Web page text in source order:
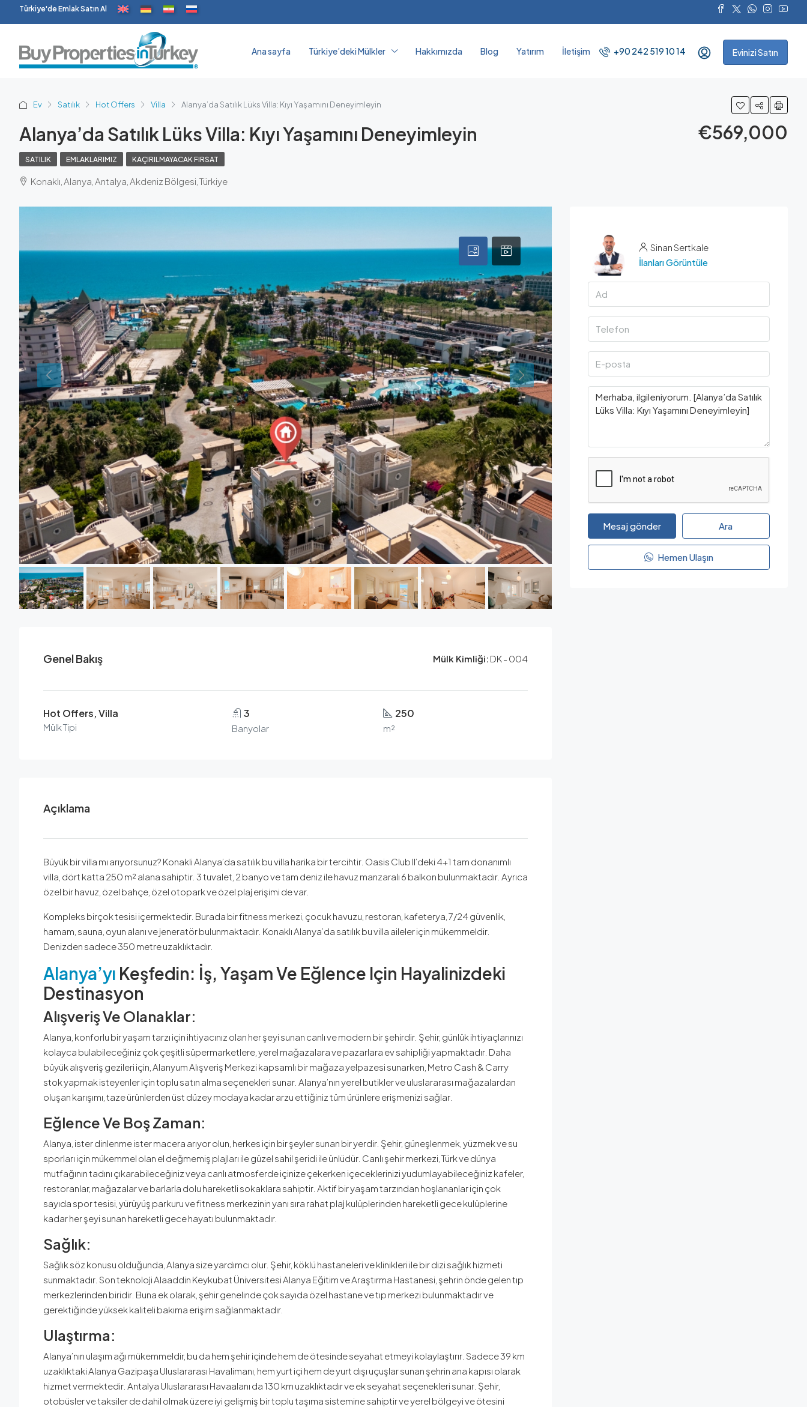
Türkiye'de Emlak Satın Al
Ana sayfa Türkiye’deki Mülkler Hakkımızda Blog Yatırım İletişim +90 242 519 10 14 Evinizi Satın
Ev Satılık Hot Offers Villa Alanya’da Satılık Lüks Villa: Kıyı Yaşamını Deneyimleyin
Alanya’da Satılık Lüks Villa: Kıyı Yaşamını Deneyimleyin €569,000
SATILIK EMLAKLARIMIZ KAÇIRILMAYACAK FIRSAT
Konaklı, Alanya, Antalya, Akdeniz Bölgesi, Türkiye
Genel Bakış Mülk Kimliği: DK - 004
Hot Offers, Villa
Mülk Tipi
3
Banyolar
250
m²
Açıklama
Büyük bir villa mı arıyorsunuz? Konakli Alanya’da satılık bu villa harika bir tercihtir. Oasis Club II’deki 4+1 tam donanımlı
villa, dört katta 250 m² alana sahiptir. 3 tuvalet, 2 banyo ve tam deniz ile havuz manzaralı 6 balkon bulunmaktadır. Ayrıca
özel bir havuz, özel bahçe, özel otopark ve özel plaj erişimi de var.
Kompleks birçok tesisi içermektedir. Burada bir fitness merkezi, çocuk havuzu, restoran, kafeterya, 7/24 güvenlik,
hamam, sauna, oyun alanı ve jeneratör bulunmaktadır. Konaklı Alanya’da satılık bu villa aileler için mükemmeldir.
Denizden sadece 350 metre uzaklıktadır.
Alanya’yı Keşfedin: İş, Yaşam Ve Eğlence Için Hayalinizdeki
Destinasyon
Alışveriş Ve Olanaklar:
Alanya, konforlu bir yaşam tarzı için ihtiyacınız olan her şeyi sunan canlı ve modern bir şehirdir. Şehir, günlük ihtiyaçlarınızı
kolayca bulabileceğiniz çok çeşitli süpermarketlere, yerel mağazalara ve pazarlara ev sahipliği yapmaktadır. Daha
büyük alışveriş gezileri için, Alanyum Alışveriş Merkezi kapsamlı bir mağaza yelpazesi sunarken, Metro Cash & Carry
stok yapmak isteyenler için toplu satın alma seçenekleri sunar. Alanya’nın yerel butikler ve uluslararası mağazalardan
oluşan karışımı, taze ürünlerden üst düzey modaya kadar arzu ettiğiniz tüm ürünlere erişmenizi sağlar.
Eğlence Ve Boş Zaman:
Alanya, ister dinlenme ister macera arıyor olun, herkes için bir şeyler sunan bir yerdir. Şehir, güneşlenmek, yüzmek ve su
sporları için mükemmel olan el değmemiş plajları ile güzel sahil şeridi ile ünlüdür. Canlı şehir merkezi, Türk ve dünya
mutfağının tadını çıkarabileceğiniz veya canlı atmosferde içinize çekerken içeceklerinizi yudumlayabileceğiniz kafeler,
restoranlar, mağazalar ve barlarla dolu hareketli sokaklara sahiptir. Aktif bir yaşam tarzından hoşlananlar için çok
sayıda spor tesisi, yürüyüş parkuru ve fitness merkezinin yanı sıra rahat plaj kulüplerinden hareketli gece kulüplerine
kadar her şeyi sunan hareketli gece hayatı bulunmaktadır.
Sağlık:
Sağlık söz konusu olduğunda, Alanya size yardımcı olur. Şehir, köklü hastaneleri ve klinikleri ile bir dizi sağlık hizmeti
sunmaktadır. Son teknoloji Alaaddin Keykubat Üniversitesi Alanya Eğitim ve Araştırma Hastanesi, şehrin önde gelen tıp
merkezlerinden biridir. Buna ek olarak, şehir genelinde çok sayıda özel hastane ve tıp merkezi bulunmaktadır ve
gerektiğinde yüksek kaliteli bakıma erişim sağlanmaktadır.
Ulaştırma:
Alanya’nın ulaşım ağı mükemmeldir, bu da hem şehir içinde hem de ötesinde seyahat etmeyi kolaylaştırır. Sadece 39 km
uzaklıktaki Alanya Gazipaşa Uluslararası Havalimanı, hem yurt içi hem de yurt dışı uçuşlar sunan şehrin ana kapısı olarak
hizmet vermektedir. Antalya Uluslararası Havaalanı da 130 km uzaklıktadır ve ek seyahat seçenekleri sunar. Şehir,
otobüsler ve taksiler de dahil olmak üzere iyi gelişmiş bir toplu taşıma sistemine sahiptir ve yerel bölgeyi ve ötesini
Sinan Sertkale
İlanları Görüntüle
Mesaj gönder Ara
Hemen Ulaşın